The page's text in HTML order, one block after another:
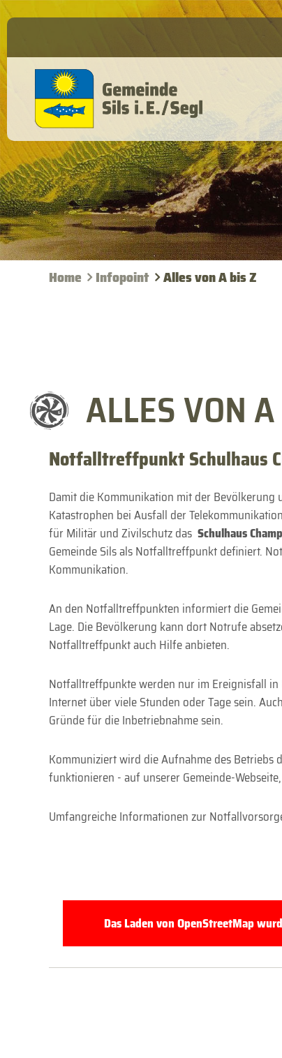
Home Infopoint Alles von A bis Z
ALLES VON
Notfalltreffpunkt Schulhaus
Damit die Kommunikation mit der
Katastrophen bei Ausfall der
für Militär und Zivilschutz das Schulhaus
Gemeinde Sils als Notfalltreffpunkt definiert.
Kommunikation.
An den Notfalltreffpunkten informiert die
Lage. Die Bevölkerung kann dort Notrufe
Notfalltreffpunkt auch Hilfe anbieten.
Notfalltreffpunkte werden nur im Ereignisfall in
Internet über viele Stunden oder Tage sein.
Gründe für die Inbetriebnahme sein.
Kommuniziert wird die Aufnahme des
funktionieren - auf unserer Gemeinde-
Umfangreiche Informationen zur
Das Laden von OpenStreetMap